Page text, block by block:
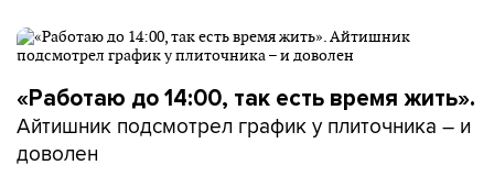
«Работаю до 14:00, так есть время жить».
Айтишник подсмотрел график у плиточника – и
доволен